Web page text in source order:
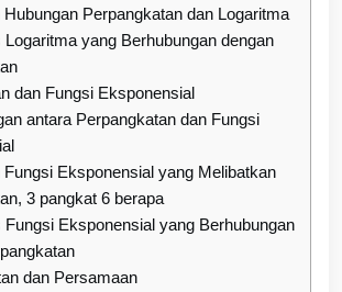
Hubungan Perpangkatan dan Logaritma
Logaritma yang Berhubungan dengan
dan Fungsi Eksponensial
antara Perpangkatan dan Fungsi
Fungsi Eksponensial yang Melibatkan
3 pangkat 6 berapa
Fungsi Eksponensial yang Berhubungan
dan Persamaan